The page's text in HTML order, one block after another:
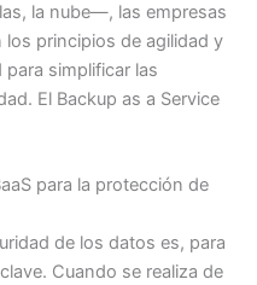
la nube—, las empresas
principios de agilidad y
simplificar las
El Backup as a Service
para la protección de
de los datos es, para
Cuando se realiza de